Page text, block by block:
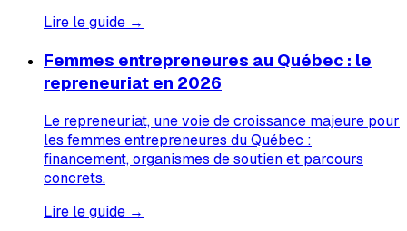
Lire le guide →
Femmes entrepreneures au Québec : le
repreneuriat en 2026
Le repreneuriat, une voie de croissance majeure pour
les femmes entrepreneures du Québec :
financement, organismes de soutien et parcours
concrets.
Lire le guide →